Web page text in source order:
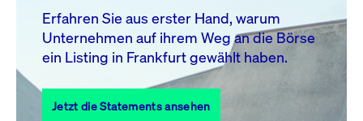
10 11 13 14
17
18 19 20 21 22
23
27 28
31
Erfahren Sie aus erster Hand, warum
Unternehmen auf ihrem Weg an die Börse
ein Listing in Frankfurt gewählt haben.
Jetzt die Statements ansehen